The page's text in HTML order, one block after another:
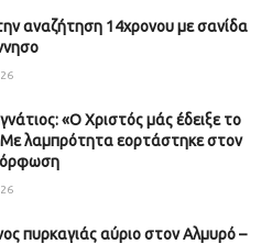
αναζήτηση 14χρονου με σανίδα
«Ο Χριστός μάς έδειξε το
Με λαμπρότητα εορτάστηκε στον
πυρκαγιάς αύριο στον Αλμυρό –